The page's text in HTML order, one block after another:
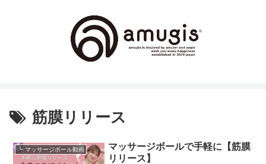
筋膜リリース
┗ マッサージボール動画
マッサージボールで手軽に【筋膜
リリース】